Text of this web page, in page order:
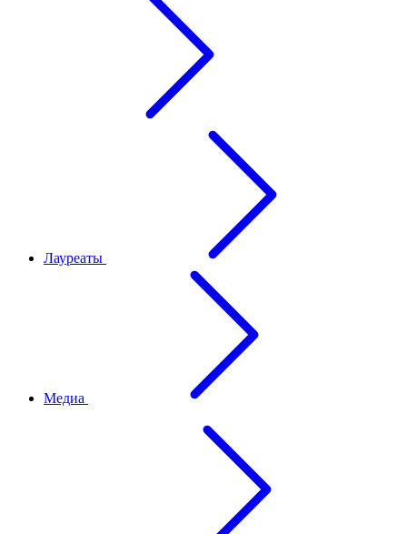
Лауреаты
Медиа